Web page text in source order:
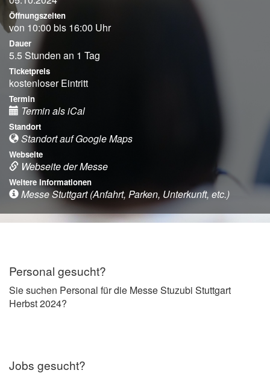
Öffnungszeiten
von 10:00 bis 16:00 Uhr
Dauer
5.5 Stunden an 1 Tag
Ticketpreis
kostenloser Eintritt
Termin
Termin als iCal
Standort
Standort auf Google Maps
Webseite
Webseite der Messe
Weitere Informationen
Messe Stuttgart (Anfahrt, Parken, Unterkunft, etc.)
Personal gesucht?
Sie suchen Personal für die Messe Stuzubi Stuttgart
Herbst 2024?
Jobs gesucht?